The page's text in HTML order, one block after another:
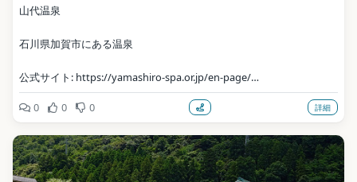
山代温泉
石川県加賀市にある温泉
公式サイト: https://yamashiro-spa.or.jp/en-page/
写真: Asturio Cantabrio / CC BY-SA 4.0（Wikimedia Commons）
地点データ: Wikidata (CC0)
0 0 0 詳細